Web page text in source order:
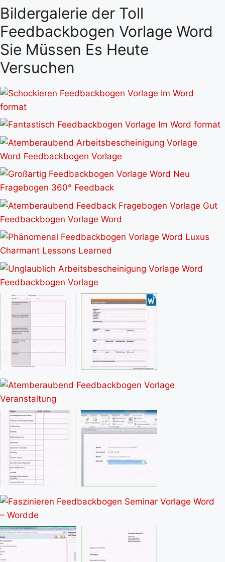
Bildergalerie der Toll
Feedbackbogen Vorlage Word
Sie Müssen Es Heute
Versuchen